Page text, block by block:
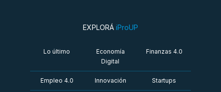
EXPLORÁ iProUP
Lo último
Economía
Digital
Finanzas 4.0
Empleo 4.0 Innovación Startups